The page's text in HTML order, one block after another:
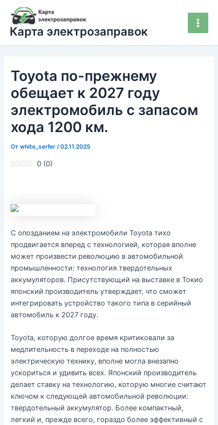
Перейти
содержимому
Карта электрозаправок
Toyota по-прежнему
обещает к 2027 году
электромобиль с запасом
хода 1200 км.
Отwhite_serfer/02.11.2025
0 (0)
С опозданием на электромобили Toyota тихо
продвигается вперед с технологией, которая вполне
может произвести революцию в автомобильной
промышленности: технология твердотельных
аккумуляторов. Присутствующий на выставке в Токио
японский производитель утверждает, что сможет
интегрировать устройство такого типа в серийный
автомобиль к 2027 году.
Toyota, которую долгое время критиковали за
медлительность в переходе на полностью
электрическую технику, вполне могла внезапно
ускориться и удивить всех. Японский производитель
делает ставку на технологию, которую многие считают
ключом к следующей автомобильной революции:
твердотельный аккумулятор. Более компактный,
легкий и, прежде всего, гораздо более эффективный с